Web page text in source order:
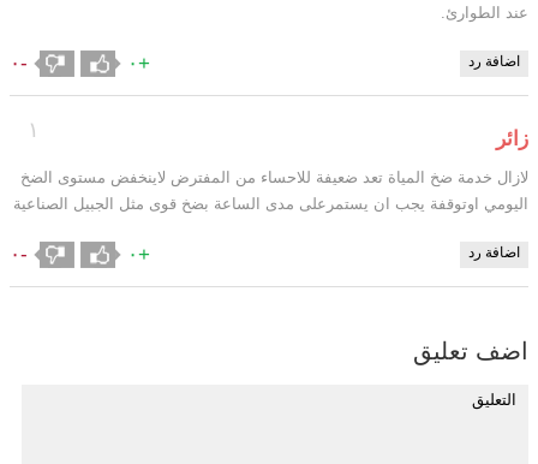
عند الطوارئ.
اضافة رد +٠ -٠
١ زائر
لازال خدمة ضخ المياة تعد ضعيفة للاحساء من المفترض لاينخفض مستوى الضخ
اليومي اوتوقفة يجب ان يستمرعلى مدى الساعة بضخ قوى مثل الجبيل الصناعية
اضافة رد +٠ -٠
اضف تعليق